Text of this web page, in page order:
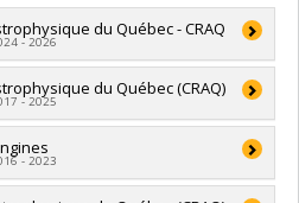
Papyrus
du Québec - CRAQ
- 2026
,Anthony F. J. Moffat
St-Louis,Paul Charbonneau,
Dufour
du Québec (CRAQ)
- 2025
,Pierre Bastien
St-Louis,Paul Charbonneau,
- 2023